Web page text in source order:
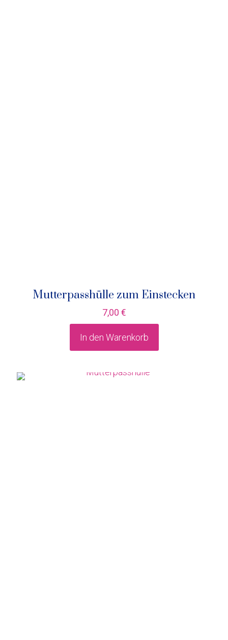
Mutterpasshülle zum Einstecken
7,00 €
In den Warenkorb